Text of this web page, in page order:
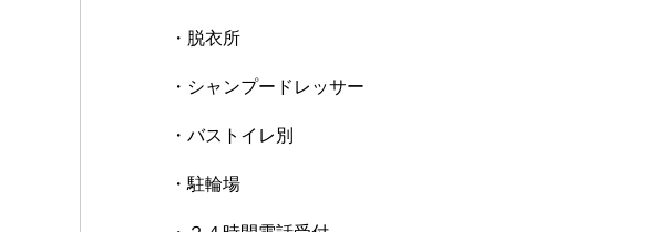
・脱衣所
・シャンプードレッサー
・バストイレ別
・駐輪場